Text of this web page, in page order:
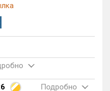
Подробно